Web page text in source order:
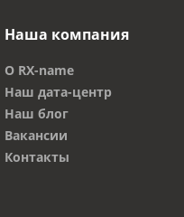
Наша компания
О RX-name
Наш дата-центр
Наш блог
Вакансии
Контакты